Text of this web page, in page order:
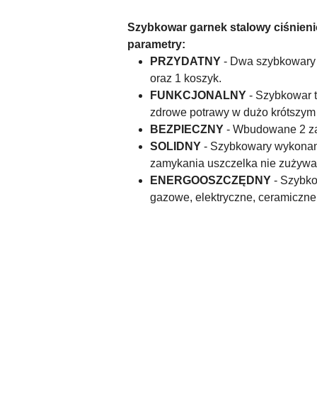
Szybkowar garnek stalowy
parametry:
PRZYDATNY - Dwa
oraz 1 koszyk.
FUNKCJONALNY - Szybkowar
zdrowe potrawy w dużo
BEZPIECZNY - Wbudowane 2
SOLIDNY - Szybkowary
zamykania uszczelka nie
ENERGOOSZCZĘDNY -
gazowe, elektryczne,